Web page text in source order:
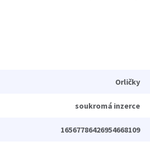
Orličky
soukromá inzerce
16567786426954668109